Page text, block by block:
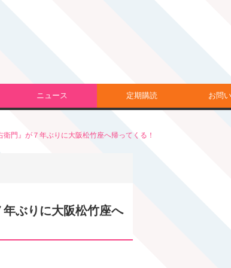
ニュース 定期購読 お問
衛門』が７年ぶりに大阪松竹座へ帰ってくる！
年ぶりに大阪松竹座へ